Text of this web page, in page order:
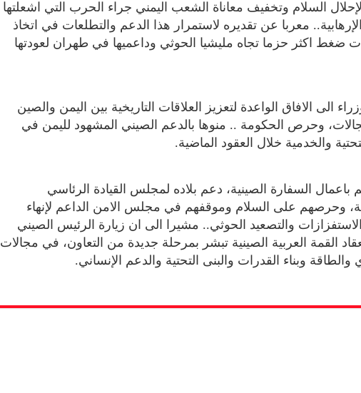
لإحلال السلام وتخفيف معاناة الشعب اليمني جراء الحرب التي اشعلتها
معربا عن تقديره لاستمرار هذا الدعم والتطلعات في اتخاذ
ضغط اكثر حزما تجاه مليشيا الحوثي وداعميها في طهران لعودتها
الى الافاق الواعدة لتعزيز العلاقات التاريخية بين اليمن والصين
وحرص الحكومة .. منوها بالدعم الصيني المشهود لليمن في
والخدمية خلال العقود الماضية.
باعمال السفارة الصينية، دعم بلاده لمجلس القيادة الرئاسي
وحرصهم على السلام وموقفهم في مجلس الامن الداعم لإنهاء
والتصعيد الحوثي.. مشيرا الى ان زيارة الرئيس الصيني
القمة العربية الصينية تبشر بمرحلة جديدة من التعاون، في مجالات
والطاقة وبناء القدرات والبنى التحتية والدعم الإنساني.